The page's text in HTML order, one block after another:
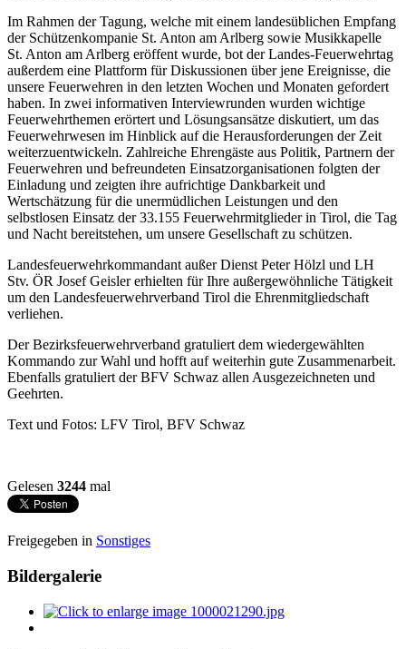
Im Rahmen der Tagung, welche mit einem landesüblichen Empfang
der Schützenkompanie St. Anton am Arlberg sowie Musikkapelle
St. Anton am Arlberg eröffent wurde, bot der Landes-Feuerwehrtag
außerdem eine Plattform für Diskussionen über jene Ereignisse, die
unsere Feuerwehren in den letzten Wochen und Monaten gefordert
haben. In zwei informativen Interviewrunden wurden wichtige
Feuerwehrthemen erörtert und Lösungsansätze diskutiert, um das
Feuerwehrwesen im Hinblick auf die Herausforderungen der Zeit
weiterzuentwickeln. Zahlreiche Ehrengäste aus Politik, Partnern der
Feuerwehren und befreundeten Einsatzorganisationen folgten der
Einladung und zeigten ihre aufrichtige Dankbarkeit und
Wertschätzung für die unermüdlichen Leistungen und den
selbstlosen Einsatz der 33.155 Feuerwehrmitglieder in Tirol, die Tag
und Nacht bereitstehen, um unsere Gesellschaft zu schützen.
Landesfeuerwehrkommandant außer Dienst Peter Hölzl und LH
Stv. ÖR Josef Geisler erhielten für Ihre außergewöhnliche Tätigkeit
um den Landesfeuerwehrverband Tirol die Ehrenmitgliedschaft
verliehen.
Der Bezirksfeuerwehrverband gratuliert dem wiedergewählten
Kommando zur Wahl und hofft auf weiterhin gute Zusammenarbeit.
Ebenfalls gratuliert der BFV Schwaz allen Ausgezeichneten und
Geehrten.
Text und Fotos: LFV Tirol, BFV Schwaz
Gelesen 3244 mal
Freigegeben in Sonstiges
Bildergalerie